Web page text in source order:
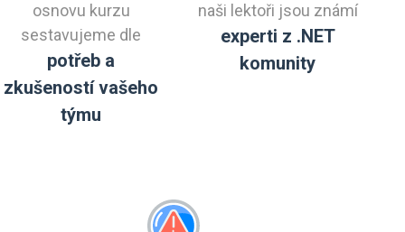
osnovu kurzu
sestavujeme dle
potřeb a
zkušeností vašeho
týmu
naši lektoři jsou známí
experti z .NET
komunity